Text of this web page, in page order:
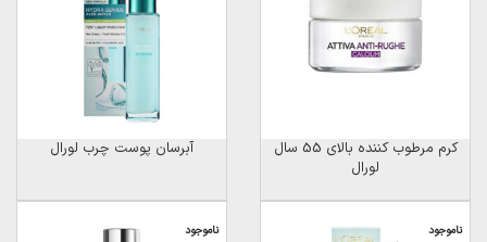
کرم مرطوب کننده بالای 55 سال
لورال
آبرسان پوست چرب لورال
ناموجود ناموجود